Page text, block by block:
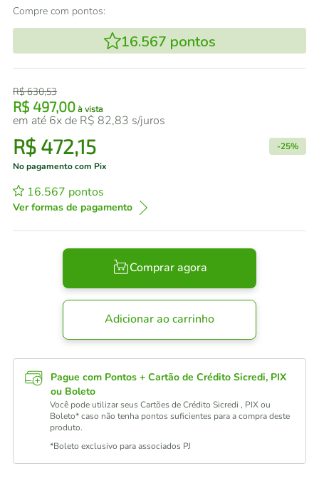
Compre com pontos:
16.567 pontos
R$630,53
R$ 497,00 à vista
em até 6x de R$ 82,83 s/juros
R$ 472,15 -25%
No pagamento com Pix
16.567 pontos
Ver formas de pagamento
Comprar agora
Adicionar ao carrinho
Pague com Pontos + Cartão de Crédito Sicredi, PIX
ou Boleto
Você pode utilizar seus Cartões de Crédito Sicredi , PIX ou
Boleto* caso não tenha pontos suficientes para a compra deste
produto.
*Boleto exclusivo para associados PJ